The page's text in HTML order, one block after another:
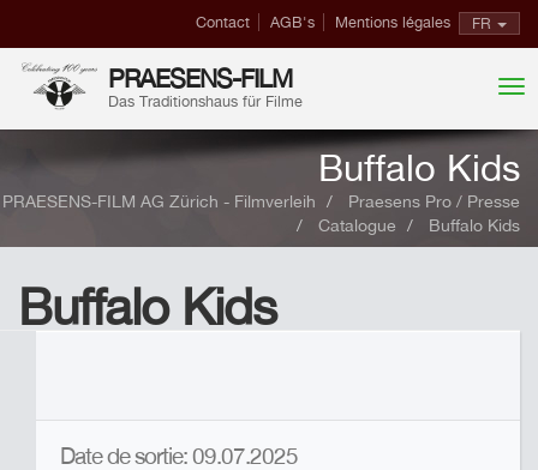
FR
Contact AGB's Mentions légales
PRAESENS-FILM
Das Traditionshaus für Filme
Buffalo Kids
PRAESENS-FILM AG Zürich - Filmverleih
Praesens Pro / Presse
Catalogue
Buffalo Kids
Buffalo Kids
Date de sortie: 09.07.2025